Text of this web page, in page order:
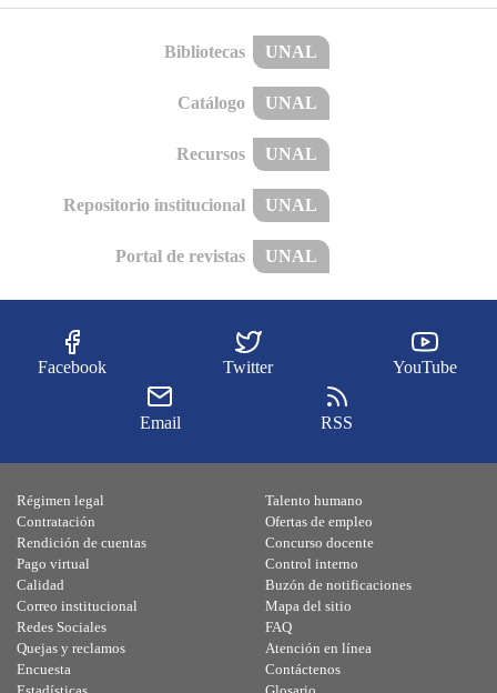
Bibliotecas UNAL
Catálogo UNAL
Recursos UNAL
Repositorio institucional UNAL
Portal de revistas UNAL
Facebook Twitter YouTube
Email RSS
Régimen legal
Contratación
Rendición de cuentas
Pago virtual
Calidad
Talento humano
Ofertas de empleo
Concurso docente
Control interno
Buzón de notificaciones
Correo institucional
Redes Sociales
Quejas y reclamos
Encuesta
Mapa del sitio
FAQ
Atención en línea
Contáctenos